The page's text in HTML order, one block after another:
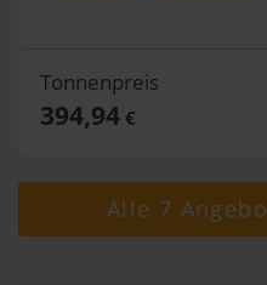
Tonnenpreis
394,94€
Alle 7